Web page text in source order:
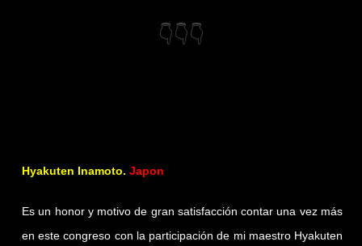
👇👇👇
Hyakuten Inamoto. Japon
Es un honor y motivo de gran satisfacción contar una vez más
en este congreso con la participación de mi maestro Hyakuten